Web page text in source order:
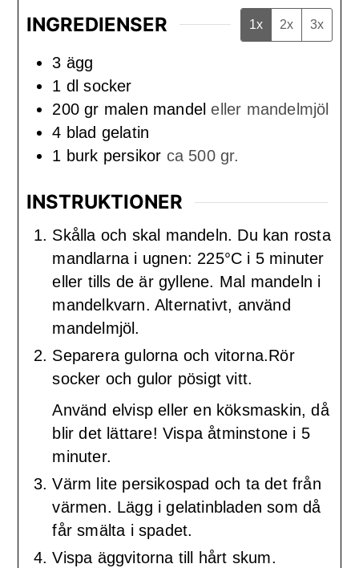
INGREDIENSER 1x 2x 3x
3 ägg
1 dl
socker
200 gr malen mandeleller mandelmjöl
4 blad gelatin
1 burk persikor ca 500 gr.
INSTRUKTIONER
Skålla och skal mandeln. Du kan rosta
mandlarna i ugnen: 225°C i 5 minuter
eller tills de är gyllene. Mal mandeln i
mandelkvarn. Alternativt, använd
mandelmjöl.
Separera gulorna och vitorna.Rör
socker och gulor pösigt vitt.
Använd elvisp eller en köksmaskin, då
blir det lättare! Vispa åtminstone i 5
minuter.
Värm lite persikospad och ta det från
värmen. Lägg i gelatinbladen som då
får smälta i spadet.
Vispa äggvitorna till hårt skum.